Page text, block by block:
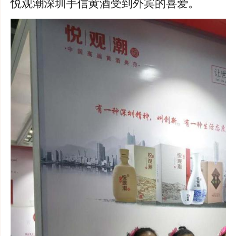
悦观潮深圳手信黄酒受到外宾的喜爱。